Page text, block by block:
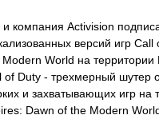
компания Activision
версий игр
World на
of Duty - трехмерный шутер
и захватывающих игр на
Dawn of the Modern